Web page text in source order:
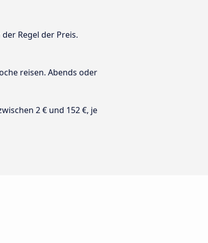
Regel der Preis.
reisen. Abends oder
2 € und 152 €, je